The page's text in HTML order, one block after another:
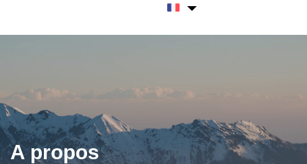
A propos